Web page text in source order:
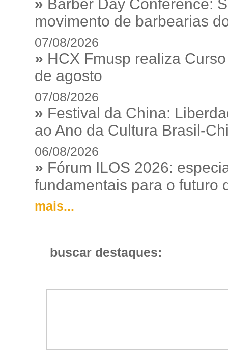
» Barber Day Conference:
movimento de barbearias
07/08/2026
» HCX Fmusp realiza
de agosto
07/08/2026
» Festival da China:
ao Ano da Cultura Brasil-
06/08/2026
» Fórum ILOS 2026:
fundamentais para o futuro
mais...
buscar destaques: